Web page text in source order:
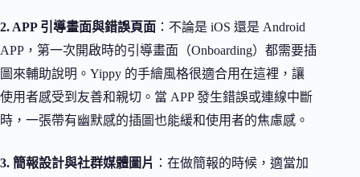
2. APP 引導畫面與錯誤頁面 ：不論是 iOS 還是 Android
APP，第一次開啟時的引導畫面（Onboarding）都需要插
圖來輔助說明。Yippy 的手繪風格很適合用在這裡，讓
使用者感受到友善和親切。當 APP 發生錯誤或連線中斷
時，一張帶有幽默感的插圖也能緩和使用者的焦慮感。
3. 簡報設計與社群媒體圖片 ：在做簡報的時候，適當加